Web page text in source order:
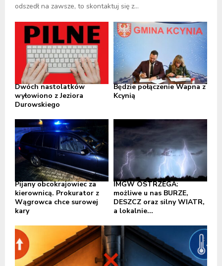
odszedł na zawsze, to skontaktuj się z...
Dwóch nastolatków
wyłowiono z Jeziora
Durowskiego
Będzie połączenie Wapna z
Kcynią
Pijany obcokrajowiec za
kierownicą. Prokurator z
Wągrowca chce surowej
kary
IMGW OSTRZEGA:
możliwe u nas BURZE,
DESZCZ oraz silny WIATR,
a lokalnie...